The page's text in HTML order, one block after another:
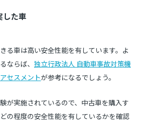
した車
る車は高い安全性能を有しています。よ
ならば、 独立行政法人 自動車事故対策機
セスメントが参考になるでしょう。
が実施されているので、中古車を購入す
の程度の安全性能を有しているかを確認